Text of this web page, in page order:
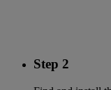
Step 2